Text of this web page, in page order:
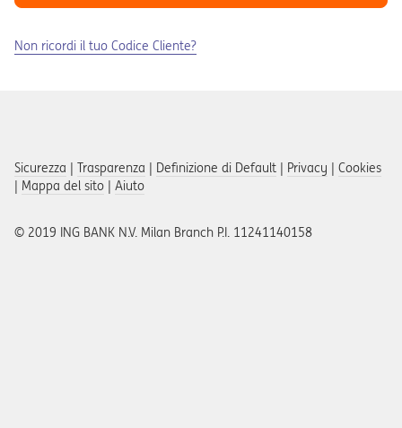
Non ricordi il tuo Codice Cliente?
Sicurezza | Trasparenza | Definizione di Default | Privacy | Cookies
| Mappa del sito | Aiuto
© 2019 ING BANK N.V. Milan Branch P.I. 11241140158